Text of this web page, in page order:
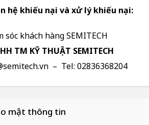
hệ khiếu nại và xử lý khiếu nại:
sóc khách hàng SEMITECH
TM KỸ THUẬT SEMITECH
– Tel: 02836368204
mật thông tin